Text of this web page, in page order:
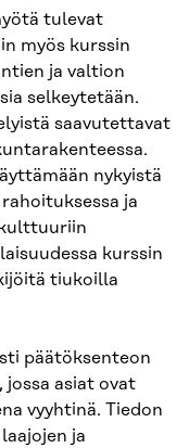
tulevat
myös kurssin
ja valtion
selkeytetään.
saavutettavat
nykyistä
ja
kurssin
tiukoilla
päätöksenteon
jossa asiat ovat
vyyhtinä. Tiedon
ja